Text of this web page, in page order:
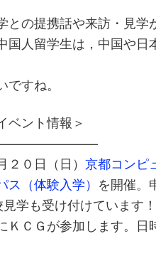
との提携話や来訪・見学
国人留学生は，中国や日
すね。
ベント情報＞
２０日（日）京都コンピ
（体験入学） を開催。
学も受け付けています
ＫＣＧが参加します。日